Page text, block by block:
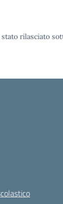
rilasciato